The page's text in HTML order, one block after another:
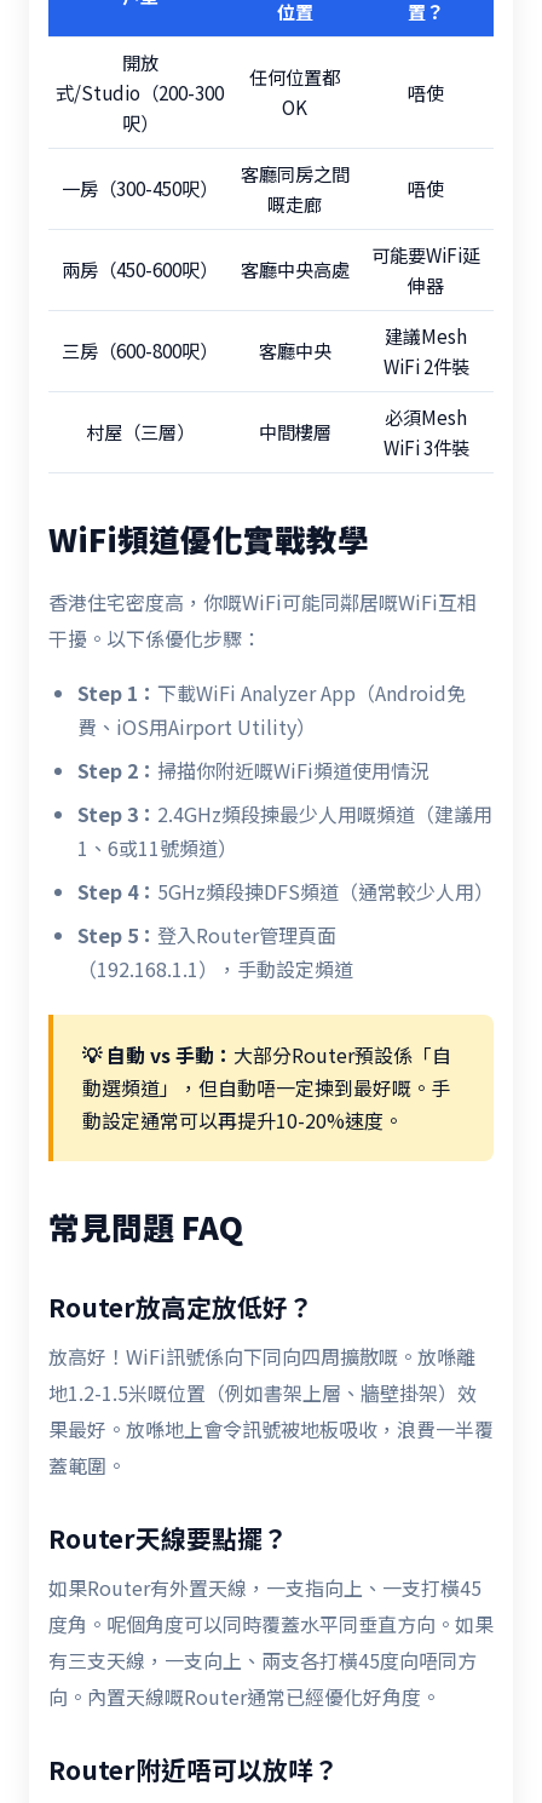
位置
置？
開放
式/Studio（200-300
呎）
任何位置都
OK
唔使
一房（300-450呎）
客廳同房之間
嘅走廊
唔使
兩房（450-600呎） 客廳中央高處
可能要WiFi延
伸器
三房（600-800呎） 客廳中央
建議Mesh
WiFi 2件裝
村屋（三層） 中間樓層
必須Mesh
WiFi 3件裝
WiFi頻道優化實戰教學
香港住宅密度高，你嘅WiFi可能同鄰居嘅WiFi互相
干擾。以下係優化步驟：
Step 1： 下載WiFi Analyzer App（Android免
費、iOS用Airport Utility）
Step 2： 掃描你附近嘅WiFi頻道使用情況
Step 3： 2.4GHz頻段揀最少人用嘅頻道（建議用
1、6或11號頻道）
Step 4： 5GHz頻段揀DFS頻道（通常較少人用）
Step 5： 登入Router管理頁面
（192.168.1.1），手動設定頻道
💡 自動 vs 手動： 大部分Router預設係「自
動選頻道」，但自動唔一定揀到最好嘅。手
動設定通常可以再提升10-20%速度。
常見問題 FAQ
Router放高定放低好？
放高好！WiFi訊號係向下同向四周擴散嘅。放喺離
地1.2-1.5米嘅位置（例如書架上層、牆壁掛架）效
果最好。放喺地上會令訊號被地板吸收，浪費一半覆
蓋範圍。
Router天線要點擺？
如果Router有外置天線，一支指向上、一支打橫45
度角。呢個角度可以同時覆蓋水平同垂直方向。如果
有三支天線，一支向上、兩支各打橫45度向唔同方
向。內置天線嘅Router通常已經優化好角度。
Router附近唔可以放咩？